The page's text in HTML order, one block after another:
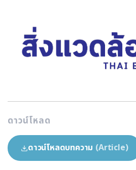
ดาวน์โหลด
ดาวน์โหลดบทความ (Article)